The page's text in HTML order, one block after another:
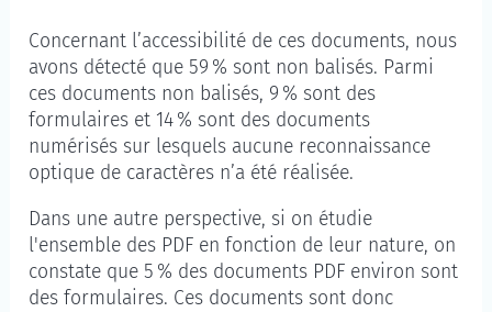
Concernant l’accessibilité de ces documents, nous
avons détecté que 59 % sont non balisés. Parmi
ces documents non balisés, 9 % sont des
formulaires et 14 % sont des documents
numérisés sur lesquels aucune reconnaissance
optique de caractères n’a été réalisée.
Dans une autre perspective, si on étudie
l'ensemble des PDF en fonction de leur nature, on
constate que 5 % des documents PDF environ sont
des formulaires. Ces documents sont donc